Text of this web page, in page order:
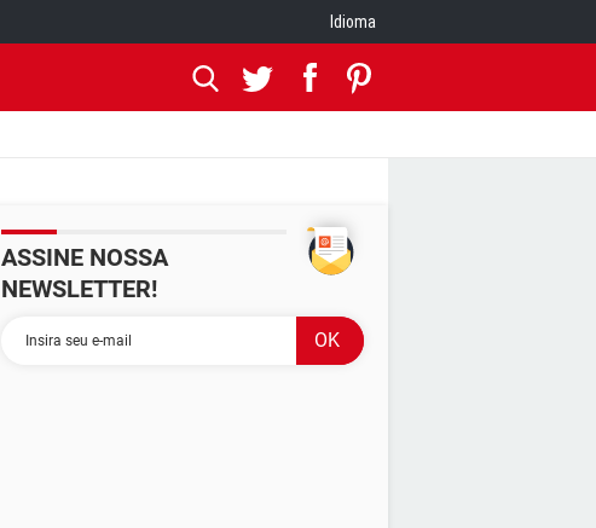
Idioma
ASSINE NOSSA
NEWSLETTER!